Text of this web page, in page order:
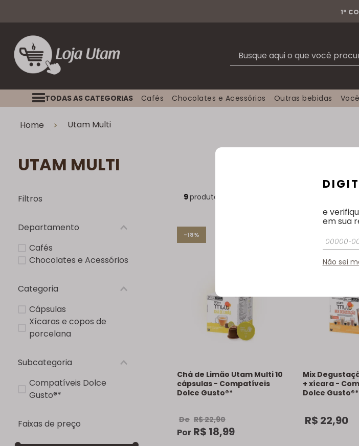
1ª
Busque aqui o que você procura
TODAS AS CATEGORIAS Cafés Chocolates e Acessórios Outras bebidas
Home Utam Multi
UTAM MULTI
Filtros
Departamento
Cafés
Chocolates e Acessórios
Categoria
Cápsulas
Xícaras e copos de
porcelana
Subcategoria
Compatíveis Dolce
Gusto®*
Faixas de preço
9produtos
Chá de Limão Utam Multi 10
cápsulas - Compatíveis
Dolce Gusto®*
De R$22,90
Por R$ 18,99
-18%
Mix
+ xícara -
Dolce Gusto®*
R$ 22,90
e
em sua
Não sei